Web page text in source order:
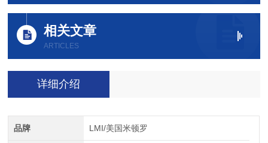
相关文章
ARTICLES
详细介绍
品牌 LMI/美国米顿罗